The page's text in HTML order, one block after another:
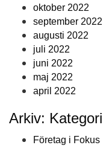
oktober 2022
september 2022
augusti 2022
juli 2022
juni 2022
maj 2022
april 2022
Arkiv: Kategori
Företag i Fokus